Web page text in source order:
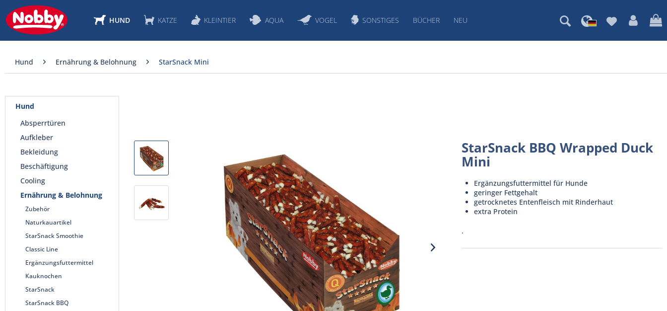
HUND KATZE KLEINTIER AQUA VOGEL SONSTIGES BÜCHER NEU
Hund Ernährung & Belohnung StarSnack Mini
Hund
Absperrtüren
Aufkleber
Bekleidung
Beschäftigung
Cooling
Ernährung & Belohnung
Zubehör
Naturkauartikel
StarSnack Smoothie
Classic Line
Ergänzungsfuttermittel
Kauknochen
StarSnack
StarSnack BBQ
StarSnack BBQ Wrapped Duck
Mini
Ergänzungsfuttermittel für Hunde
geringer Fettgehalt
getrocknetes Entenfleisch mit Rinderhaut
extra Protein
.